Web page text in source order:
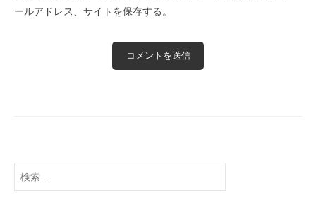
ールアドレス、サイトを保存する。
検